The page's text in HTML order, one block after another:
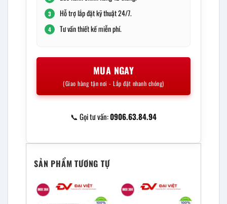
3 Hỗ trợ lắp đặt kỹ thuật 24/7.
4 Tư vấn thiết kế miễn phí.
MUA NGAY
(Giao hàng tận nơi - Lắp đặt nhanh chóng)
📞 Gọi tư vấn:0906.63.84.94
SẢN PHẨM TƯƠNG TỰ